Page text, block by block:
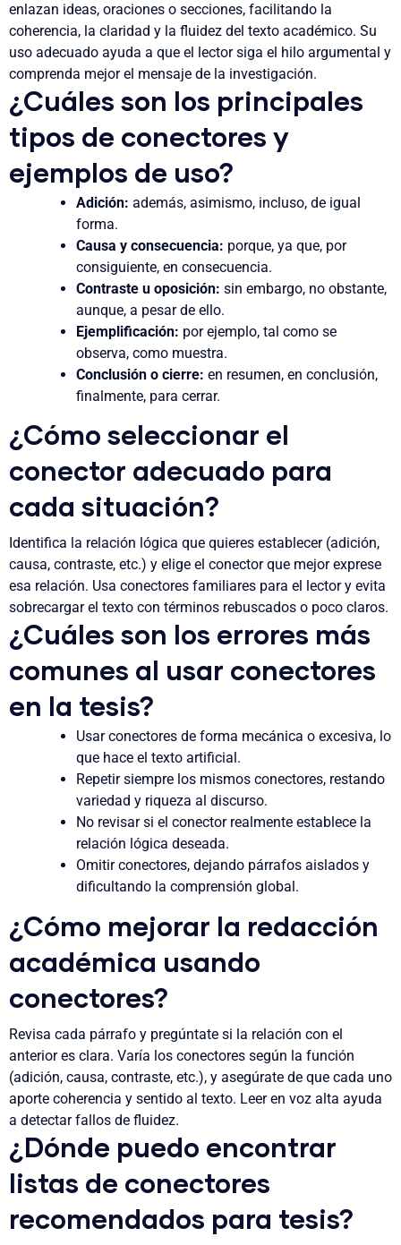
enlazan ideas, oraciones o secciones, facilitando la
coherencia, la claridad y la fluidez del texto académico. Su
uso adecuado ayuda a que el lector siga el hilo argumental y
comprenda mejor el mensaje de la investigación.
¿Cuáles son los principales
tipos de conectores y
ejemplos de uso?
Adición: además, asimismo, incluso, de igual
forma.
Causa y consecuencia: porque, ya que, por
consiguiente, en consecuencia.
Contraste u oposición: sin embargo, no obstante,
aunque, a pesar de ello.
Ejemplificación: por ejemplo, tal como se
observa, como muestra.
Conclusión o cierre: en resumen, en conclusión,
finalmente, para cerrar.
¿Cómo seleccionar el
conector adecuado para
cada situación?
Identifica la relación lógica que quieres establecer (adición,
causa, contraste, etc.) y elige el conector que mejor exprese
esa relación. Usa conectores familiares para el lector y evita
sobrecargar el texto con términos rebuscados o poco claros.
¿Cuáles son los errores más
comunes al usar conectores
en la tesis?
Usar conectores de forma mecánica o excesiva, lo
que hace el texto artificial.
Repetir siempre los mismos conectores, restando
variedad y riqueza al discurso.
No revisar si el conector realmente establece la
relación lógica deseada.
Omitir conectores, dejando párrafos aislados y
dificultando la comprensión global.
¿Cómo mejorar la redacción
académica usando
conectores?
Revisa cada párrafo y pregúntate si la relación con el
anterior es clara. Varía los conectores según la función
(adición, causa, contraste, etc.), y asegúrate de que cada uno
aporte coherencia y sentido al texto. Leer en voz alta ayuda
a detectar fallos de fluidez.
¿Dónde puedo encontrar
listas de conectores
recomendados para tesis?